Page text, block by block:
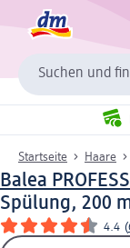
Suchen und
Startseite Haare
Balea
Spülung, 200
4.4 (